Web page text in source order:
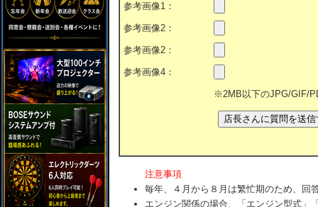
参考画像1：
参考画像2：
参考画像2：
参考画像4：
※2MB以下のJPG/GIF/
注意事項
毎年、４月から８月は繁忙期のため、回
エンジン関係の場合、「エンジン型式」